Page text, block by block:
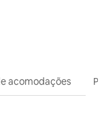
acomodações